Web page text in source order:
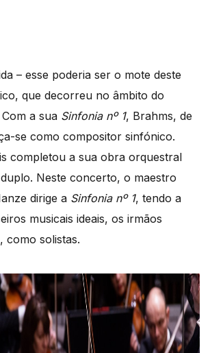
– esse poderia ser o mote deste
que decorreu no âmbito do
a sua Sinfonia nº 1, Brahms, de
se como compositor sinfónico.
completou a sua obra orquestral
Neste concerto, o maestro
dirige a Sinfonia nº 1, tendo a
musicais ideais, os irmãos
como solistas.